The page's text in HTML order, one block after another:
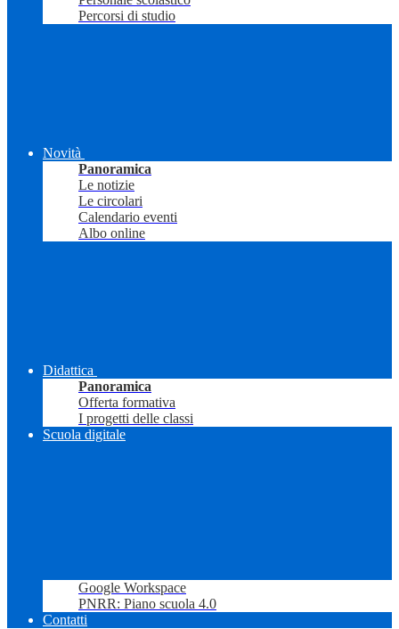
Percorsi di studio
Novità
Panoramica
Le notizie
Le circolari
Calendario eventi
Albo online
Didattica
Panoramica
Offerta formativa
I progetti delle classi
Scuola digitale
Google Workspace
PNRR: Piano scuola 4.0
Contatti